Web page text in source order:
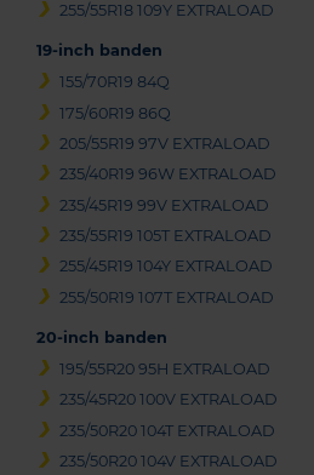
255/55R18 109Y EXTRALOAD
19-inch banden
155/70R19 84Q
175/60R19 86Q
205/55R19 97V EXTRALOAD
235/40R19 96W EXTRALOAD
235/45R19 99V EXTRALOAD
235/55R19 105T EXTRALOAD
255/45R19 104Y EXTRALOAD
255/50R19 107T EXTRALOAD
20-inch banden
195/55R20 95H EXTRALOAD
235/45R20 100V EXTRALOAD
235/50R20 104T EXTRALOAD
235/50R20 104V EXTRALOAD